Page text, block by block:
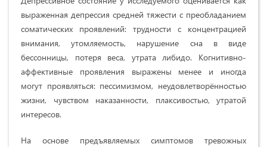
выраженная депрессия средней тяжести с преобладанием
соматических проявлений: трудности с концентрацией
внимания, утомляемость, нарушение сна в виде
бессонницы, потеря веса, утрата либидо. Когнитивно-
аффективные проявления выражены менее и иногда
могут проявляться: пессимизмом, неудовлетворённостью
жизни, чувством наказанности, плаксивостью, утратой
интересов.
На основе предъявляемых симптомов тревожных